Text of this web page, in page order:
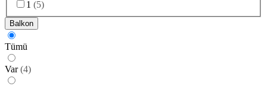
1 (5)
Balkon
Tümü
Var (4)